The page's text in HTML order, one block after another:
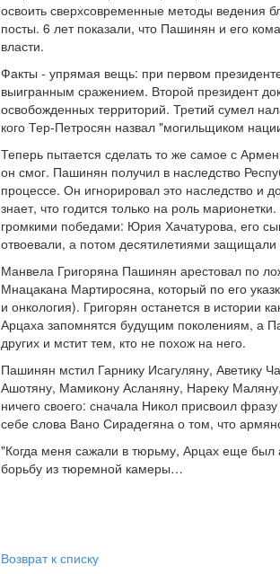
освоить сверхсовременные методы ведения
посты. 6 лет показали, что Пашинян и его
власти.
Факты - упрямая вещь: при первом
выигранным сражением. Второй президент
освобожденных территорий. Третий сумел
кого Тер-Петросян назвал "могильщиком
Теперь пытается сделать то же самое с
он смог. Пашинян получил в наследство
процессе. Он игнорировал это наследство и
знает, что годится только на роль
громкими победами: Юрия Хачатурова, его
отвоевали, а потом десятилетиями
Манвела Григоряна Пашинян арестовал по
Мнацакана Мартиросяна, который по его
и онкология). Григорян останется в истории
Арцаха запомнятся будущим поколениям, а
других и мстит тем, кто не похож на него.
Пашинян мстил Гарнику Исагуляну, Аветику
Ашотяну, Мамикону Асланяну, Нареку
ничего своего: сначала Никол присвоил
себе слова Вано Сирадегяна о том, что
"Когда меня сажали в тюрьму, Арцах еще был
борьбу из тюремной камеры…
Возврат к списку